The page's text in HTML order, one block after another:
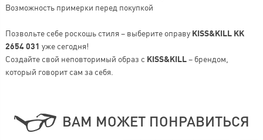
Возможность примерки перед покупкой
Позвольте себе роскошь стиля – выберите оправу KISS&KILL KK
2654 031 уже сегодня!
Создайте свой неповторимый образ с KISS&KILL– брендом,
который говорит сам за себя.
ВАМ МОЖЕТ ПОНРАВИТЬСЯ